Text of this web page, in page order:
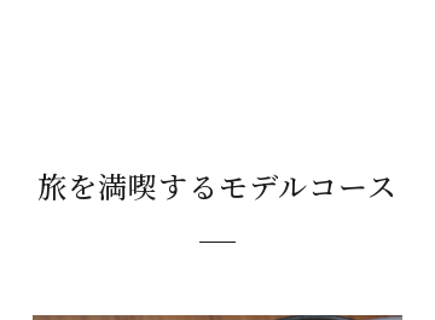
旅を満喫するモデルコース